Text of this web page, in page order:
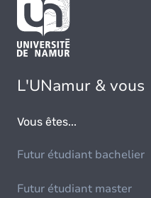
L'UNamur & vous
Vous êtes...
Futur étudiant bachelier
Futur étudiant master